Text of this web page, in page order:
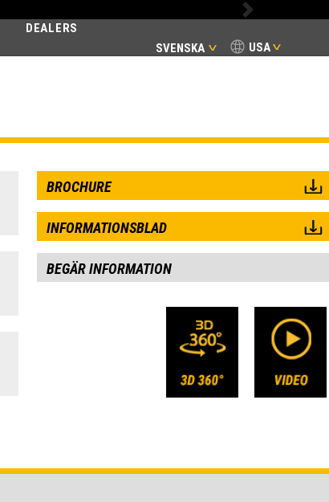
USA
SVENSKA
DEALERS
Next
BROCHURE
INFORMATIONSBLAD
BEGÄR INFORMATION